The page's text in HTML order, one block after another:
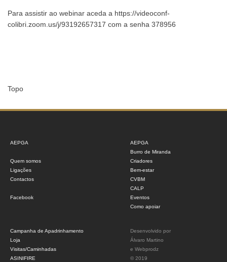
Para assistir ao webinar aceda a https://videoconf-
colibri.zoom.us/j/93192657317 com a senha 378956
Topo
AEPGA
Quem somos
Ligações
Contactos
Facebook
AEPGA
Burro de Miranda
Criadores
Bem-estar
CVBM
CALP
Eventos
Como apoiar
Campanha de Apadrinhamento
Loja
Visitas/Caminhadas
ASINIFIRE
Desenvolvido por
Álvaro Martino
e Webprodz
© 2019